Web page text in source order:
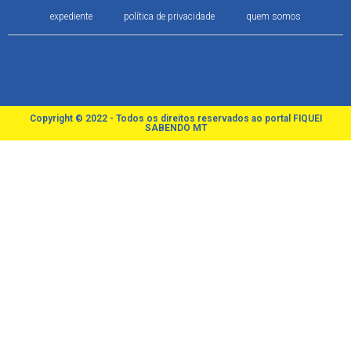
expediente política de privacidade quem somos
Copyright © 2022 - Todos os direitos reservados ao portal FIQUEI
SABENDO MT